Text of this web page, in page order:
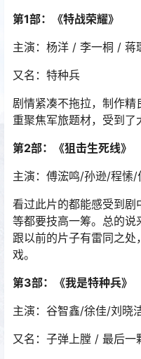
第1部：《特战荣耀》
主演：杨洋 / 李一桐 /
又名：特种兵
剧情紧凑不拖拉，制作精
重聚焦军旅题材，受到了
第2部：《狙击生死线》
主演：傅浤鸣/孙逊/程愫/
看过此片的都能感受到剧
等都要技高一筹。总的说
跟以前的片子有雷同之
戏。
第3部：《我是特种兵》
主演：谷智鑫/徐佳/刘晓
又名：子弹上膛 / 最后一